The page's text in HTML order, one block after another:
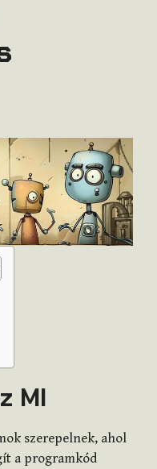
MI
szerepelnek, ahol
a programkód